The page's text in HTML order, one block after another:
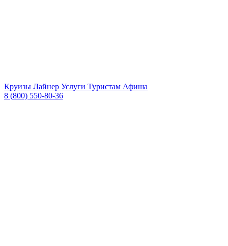
Круизы Лайнер Услуги Туристам Афиша
8 (800) 550-80-36